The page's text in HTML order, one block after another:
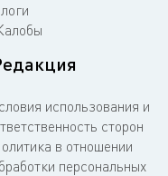
использования и
сторон
в отношении
персональных